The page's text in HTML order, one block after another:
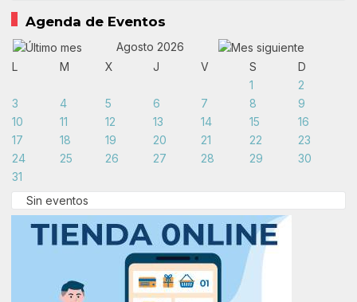
Agenda de Eventos
Agosto 2026
L
M X J V S
D
1
2
3
4 5 6 7 8
9
10
11 12 13 14 15
16
17
18 19 20 21 22
23
24
25 26 27 28 29
30
31
Sin eventos